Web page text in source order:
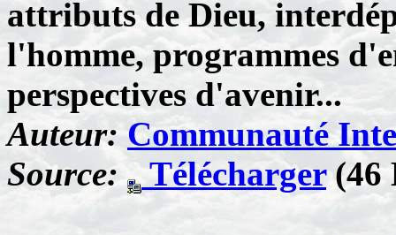
attributs de Dieu,
l'homme, programmes
perspectives d'avenir...
Auteur: Communauté
Source:
Télécharger(46